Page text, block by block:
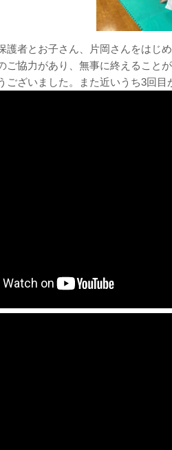
護者とお子さん、片岡さんをはじ
ご協力があり、無事に終えることが
ございました。また近いうち3回目